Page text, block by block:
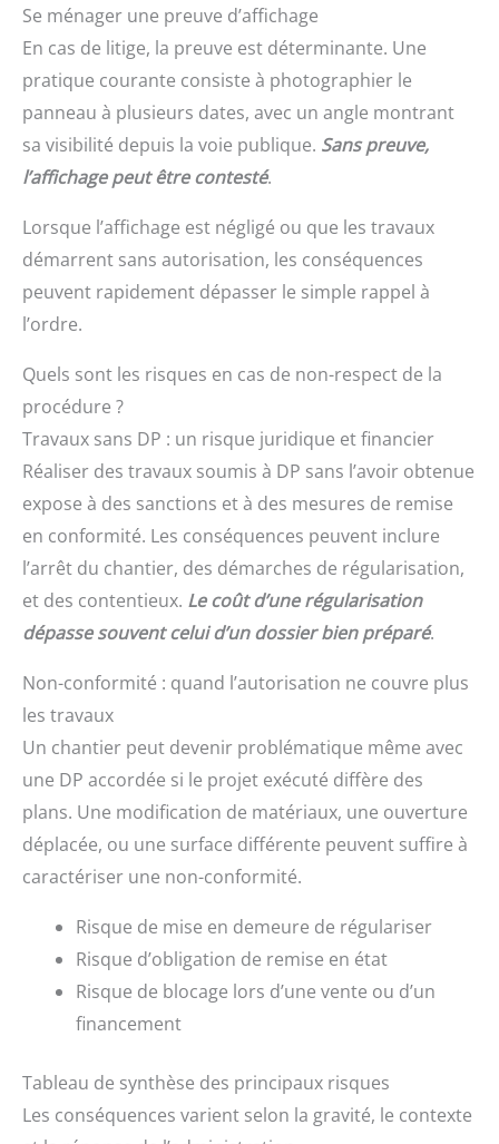
Se ménager une preuve d’affichage
En cas de litige, la preuve est déterminante. Une
pratique courante consiste à photographier le
panneau à plusieurs dates, avec un angle montrant
sa visibilité depuis la voie publique. Sans preuve,
l’affichage peut être contesté.
Lorsque l’affichage est négligé ou que les travaux
démarrent sans autorisation, les conséquences
peuvent rapidement dépasser le simple rappel à
l’ordre.
Quels sont les risques en cas de non-respect de la
procédure ?
Travaux sans DP : un risque juridique et financier
Réaliser des travaux soumis à DP sans l’avoir obtenue
expose à des sanctions et à des mesures de remise
en conformité. Les conséquences peuvent inclure
l’arrêt du chantier, des démarches de régularisation,
et des contentieux. Le coût d’une régularisation
dépasse souvent celui d’un dossier bien préparé.
Non-conformité : quand l’autorisation ne couvre plus
les travaux
Un chantier peut devenir problématique même avec
une DP accordée si le projet exécuté diffère des
plans. Une modification de matériaux, une ouverture
déplacée, ou une surface différente peuvent suffire à
caractériser une non-conformité.
Risque de mise en demeure de régulariser
Risque d’obligation de remise en état
Risque de blocage lors d’une vente ou d’un
financement
Tableau de synthèse des principaux risques
Les conséquences varient selon la gravité, le contexte